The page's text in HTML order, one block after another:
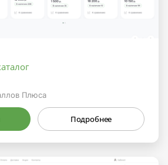
Плюса
Подробнее